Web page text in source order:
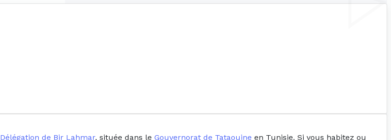
Délégation de Bir Lahmar, située dans le Gouvernorat de Tataouine en Tunisie. Si vous habitez ou